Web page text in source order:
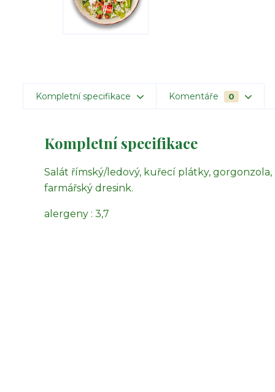
Kompletní specifikace Komentáře 0
Kompletní specifikace
Salát římský/ledový, kuřecí plátky,
farmářský dresink.
alergeny : 3,7